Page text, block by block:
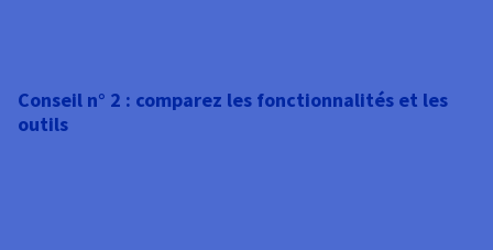
Conseil n° 2 : comparez les fonctionnalités et les
outils